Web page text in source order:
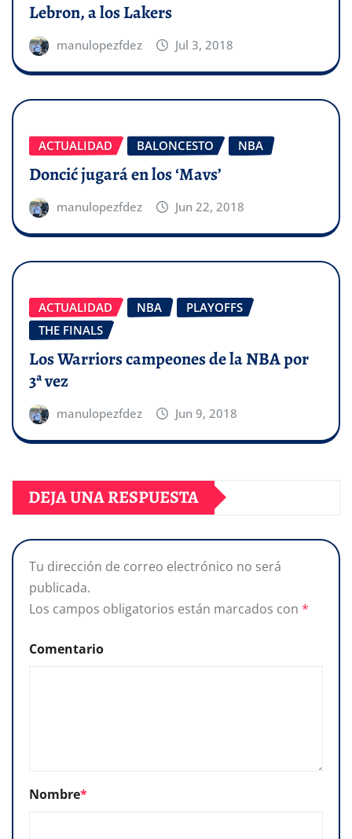
Lebron, a los Lakers
manulopezfdez Jul 3, 2018
ACTUALIDAD BALONCESTO NBA
Doncić jugará en los ‘Mavs’
manulopezfdez Jun 22, 2018
ACTUALIDAD NBA
PLAYOFFS
THE FINALS
Los Warriors campeones de la NBA por
3ª vez
manulopezfdez Jun 9, 2018
DEJA UNA RESPUESTA
Tu dirección de correo electrónico no será
publicada.
Los campos obligatorios están marcados con *
Comentario
Nombre*